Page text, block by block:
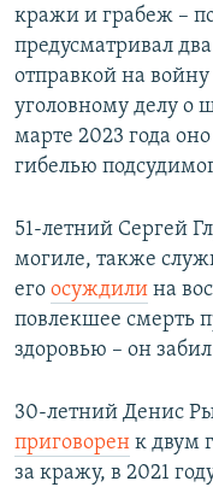
кражи и грабеж –
предусматривал
отправкой на
уголовному делу о
марте 2023 года
гибелью
51-летний Сергей
могиле, также
его осуждили на
повлекшее смерть
здоровью – он
30-летний Денис
приговорен к двум
за кражу, в 2021